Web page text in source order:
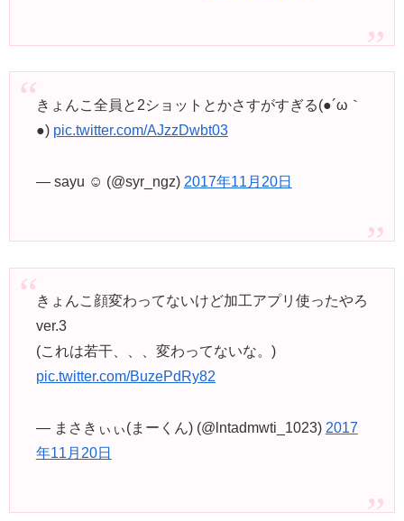
きょんこ全員と2ショットとかさすがすぎる(●´ω｀
●) pic.twitter.com/AJzzDwbt03
— sayu ☺︎ (@syr_ngz) 2017年11月20日
きょんこ顔変わってないけど加工アプリ使ったやろ
ver.3
(これは若干、、、変わってないな。)
pic.twitter.com/BuzePdRy82
— まさきぃぃ(まーくん) (@lntadmwti_1023) 2017
年11月20日